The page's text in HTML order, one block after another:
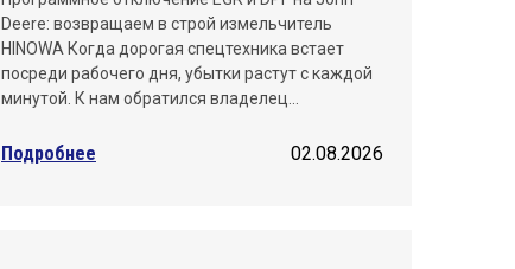
Deere: возвращаем в строй измельчитель
HINOWA Когда дорогая спецтехника встает
посреди рабочего дня, убытки растут с каждой
минутой. К нам обратился владелец…
02.08.2026
Подробнее